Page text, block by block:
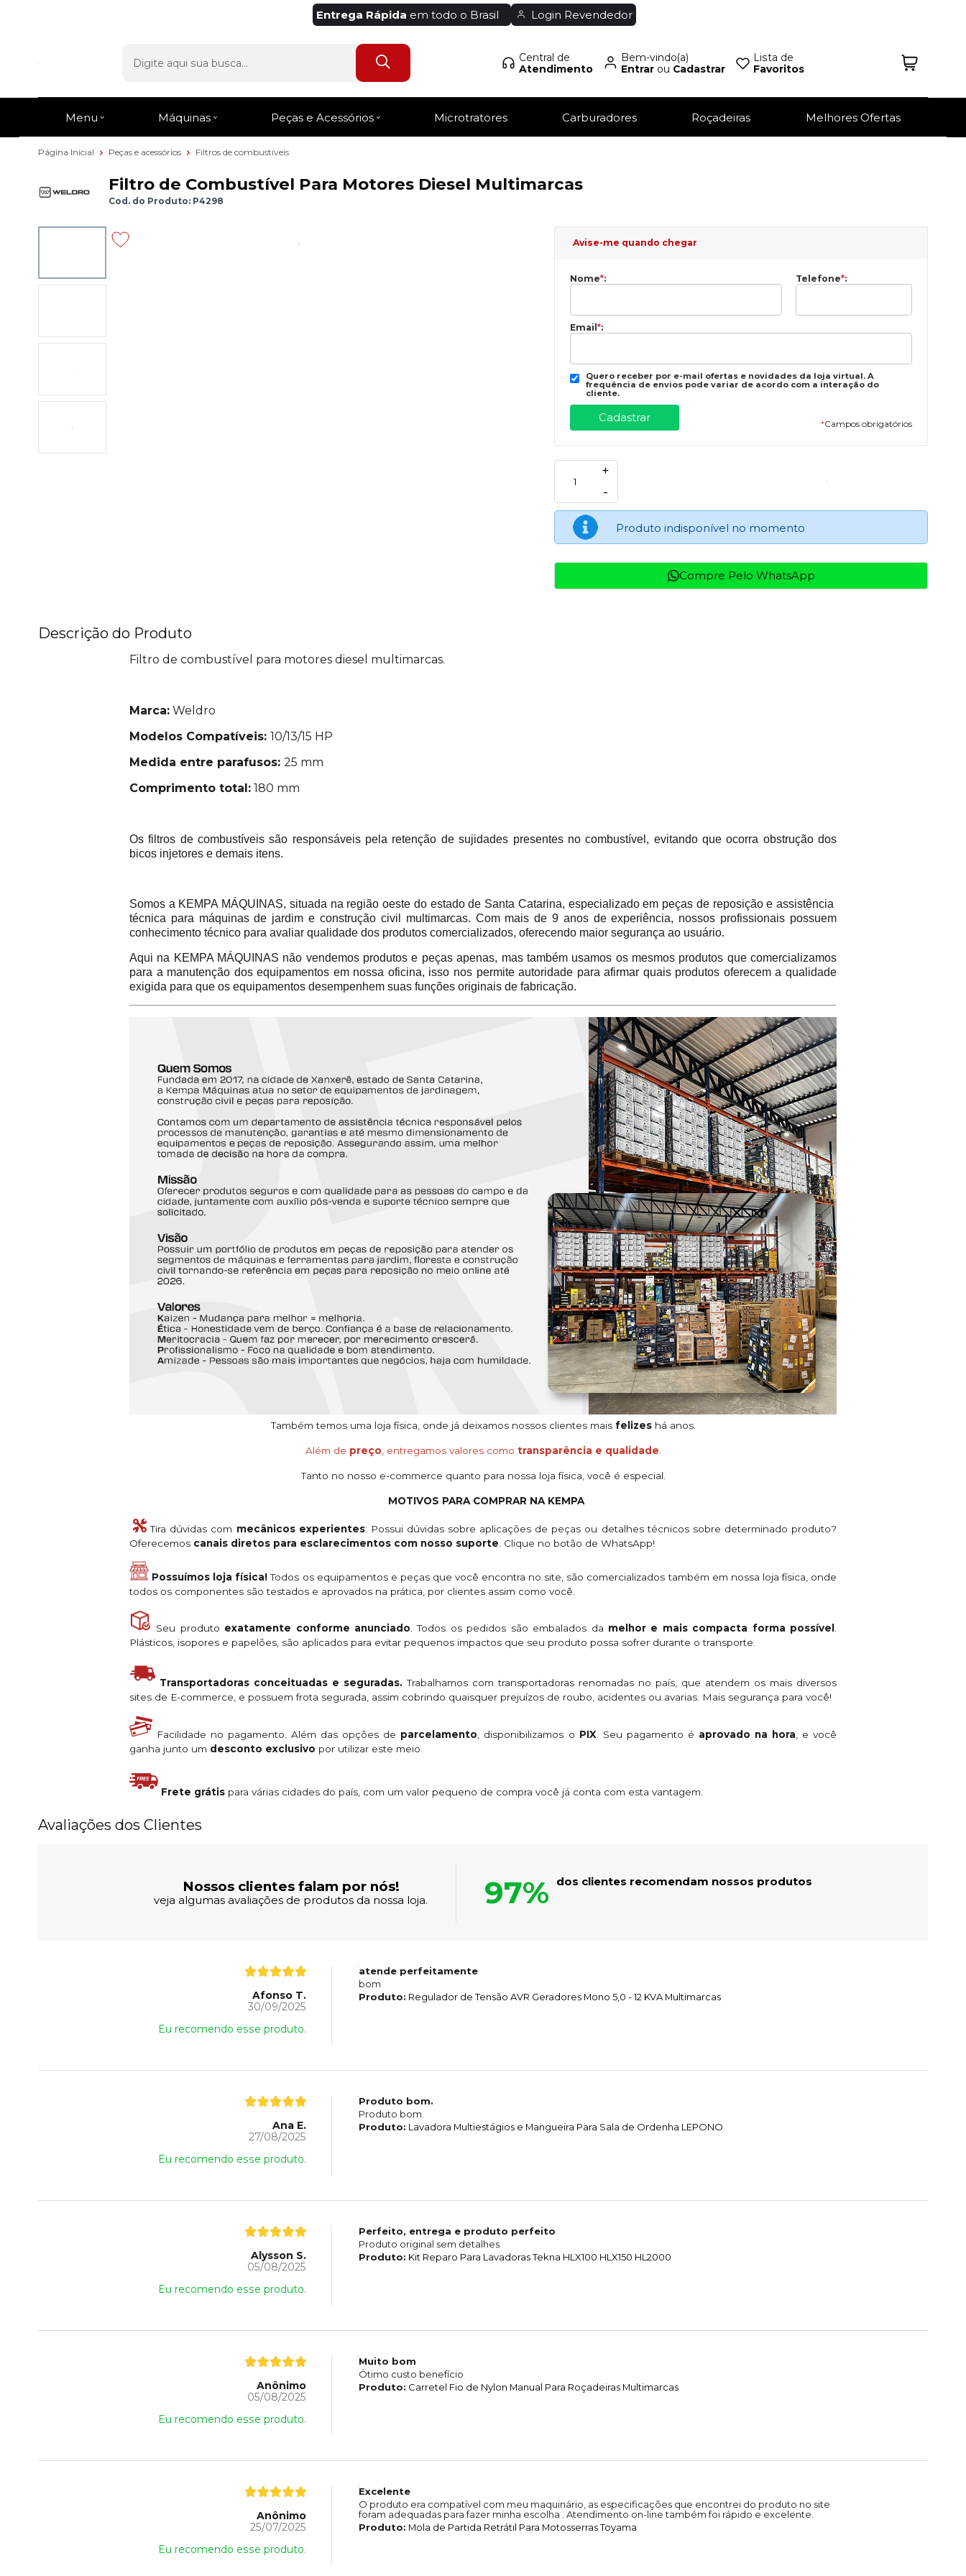
Entrega Rápida em todo o Brasil Login Revendedor
Central de
Atendimento
Bem-vindo(a)
Entrarou Cadastrar
Lista de
Favoritos
Menu Máquinas Peças e Acessórios Microtratores Carburadores Roçadeiras Melhores Ofertas
Página Inicial Peças e acessórios Filtros de combustíveis
Filtro de Combustível Para Motores Diesel Multimarcas
Cod. do Produto: P4298
Avise-me quando chegar
Nome*: Telefone*:
Email *:
Quero receber por e-mail ofertas e novidades da loja virtual. A
frequência de envios pode variar de acordo com a interação do
cliente.
*Campos obrigatórios
-
+
Produto indisponível no momento
Compre Pelo WhatsApp
Descrição do Produto
Filtro de combustível para motores diesel multimarcas.
Marca: Weldro
Modelos Compatíveis: 10/13/15 HP
Medida entre parafusos: 25 mm
Comprimento total: 180 mm
Os filtros de combustíveis são responsáveis pela retenção de sujidades presentes no combustível, evitando que ocorra obstrução dos
bicos injetores e demais itens.
Somos a KEMPA MÁQUINAS, situada na região oeste do estado de Santa Catarina, especializado em peças de reposição e assistência
técnica para máquinas de jardim e construção civil multimarcas. Com mais de 9 anos de experiência, nossos profissionais possuem
conhecimento técnico para avaliar qualidade dos produtos comercializados, oferecendo maior segurança ao usuário.
Aqui na KEMPA MÁQUINAS não vendemos produtos e peças apenas, mas também usamos os mesmos produtos que comercializamos
para a manutenção dos equipamentos em nossa oficina, isso nos permite autoridade para afirmar quais produtos oferecem a qualidade
exigida para que os equipamentos desempenhem suas funções originais de fabricação.
Também temos uma loja física, onde já deixamos nossos clientes mais felizeshá anos.
Além de preço, entregamos valores como transparência e qualidade.
Tanto no nosso e-commerce quanto para nossa loja física, você é especial.
MOTIVOS PARA COMPRAR NA KEMPA
Tira dúvidas com mecânicos experientes: Possui dúvidas sobre aplicações de peças ou detalhes técnicos sobre determinado produto?
Oferecemos canais diretos para esclarecimentos com nosso suporte. Clique no botão de WhatsApp!
Possuímos loja física!Todos os equipamentos e peças que você encontra no site, são comercializados também em nossa loja física, onde
todos os componentes são testados e aprovados na prática, por clientes assim como você.
Seu produto exatamente conforme anunciado. Todos os pedidos são embalados da melhor e mais compacta forma possível .
Plásticos, isopores e papelões, são aplicados para evitar pequenos impactos que seu produto possa sofrer durante o transporte.
Transportadoras conceituadas e seguradas. Trabalhamos com transportadoras renomadas no país, que atendem os mais diversos
sites de E-commerce, e possuem frota segurada, assim cobrindo quaisquer prejuízos de roubo, acidentes ou avarias. Mais segurança para você!
Facilidade no pagamento. Além das opções de parcelamento, disponibilizamos o PIX. Seu pagamento é aprovado na hora, e você
ganha junto um desconto exclusivo por utilizar este meio.
Frete grátis para várias cidades do país, com um valor pequeno de compra você já conta com esta vantagem.
Avaliações dos Clientes
Nossos clientes falam por nós!
veja algumas avaliações de produtos da nossa loja. 97% dos clientes recomendam nossos produtos
Afonso T.
30/09/2025
Eu recomendo esse produto.
atende perfeitamente
bom
Produto: Regulador de Tensão AVR Geradores Mono 5,0 - 12 KVA Multimarcas
Ana E.
27/08/2025
Eu recomendo esse produto.
Produto bom.
Produto bom.
Produto: Lavadora Multiestágios e Mangueira Para Sala de Ordenha LEPONO
Alysson S.
05/08/2025
Eu recomendo esse produto.
Perfeito, entrega e produto perfeito
Produto original sem detalhes
Produto: Kit Reparo Para Lavadoras Tekna HLX100 HLX150 HL2000
Anônimo
05/08/2025
Eu recomendo esse produto.
Muito bom
Ótimo custo benefício
Produto: Carretel Fio de Nylon Manual Para Roçadeiras Multimarcas
Anônimo
25/07/2025
Eu recomendo esse produto.
Excelente
O produto era compatível com meu maquinário, as especificações que encontrei do produto no site
foram adequadas para fazer minha escolha . Atendimento on-line também foi rápido e excelente.
Produto: Mola de Partida Retrátil Para Motosserras Toyama